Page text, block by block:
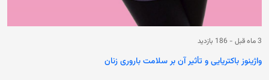
3 ماه قبل - 186 بازدید
واژینوز باکتریایی و تأثیر آن بر سلامت باروری زنان